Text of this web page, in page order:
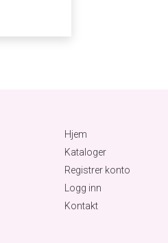
Hjem
Kataloger
Registrer konto
Logg inn
Kontakt